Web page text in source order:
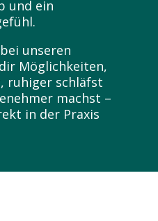
und ein
unseren
Möglichkeiten,
ruhiger schläfst
machst –
in der Praxis